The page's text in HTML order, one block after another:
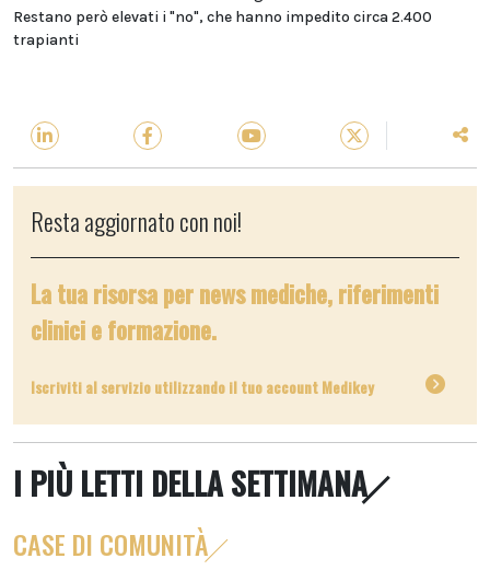
Restano però elevati i "no", che hanno impedito circa 2.400
trapianti
Resta aggiornato con noi!
La tua risorsa per news mediche, riferimenti
clinici e formazione.
Iscriviti al servizio utilizzando il tuo account Medikey
I PIÙ LETTI DELLA SETTIMANA
CASE DI COMUNITÀ